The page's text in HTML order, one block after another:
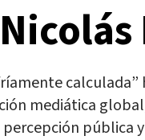
mediática
pública